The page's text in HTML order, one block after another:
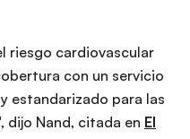
riesgo cardiovascular
con un servicio
estandarizado para las
dijo Nand, citada en El